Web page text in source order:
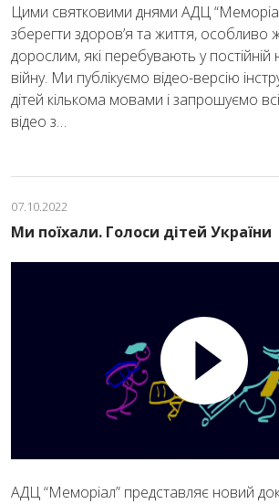
Цими святковими днями АДЦ
зберегти здоров’я та життя, особливо
дорослим, які перебувають у постійній
війну. Ми публікуємо відео-версію
дітей кількома мовами і запрошуємо
відео з…
07.10.2022
Ми поїхали. Голоси дітей України
АДЦ “Меморіал” представляє новий